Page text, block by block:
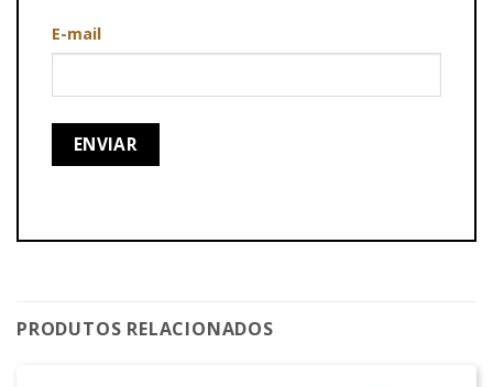
E-mail
PRODUTOS RELACIONADOS